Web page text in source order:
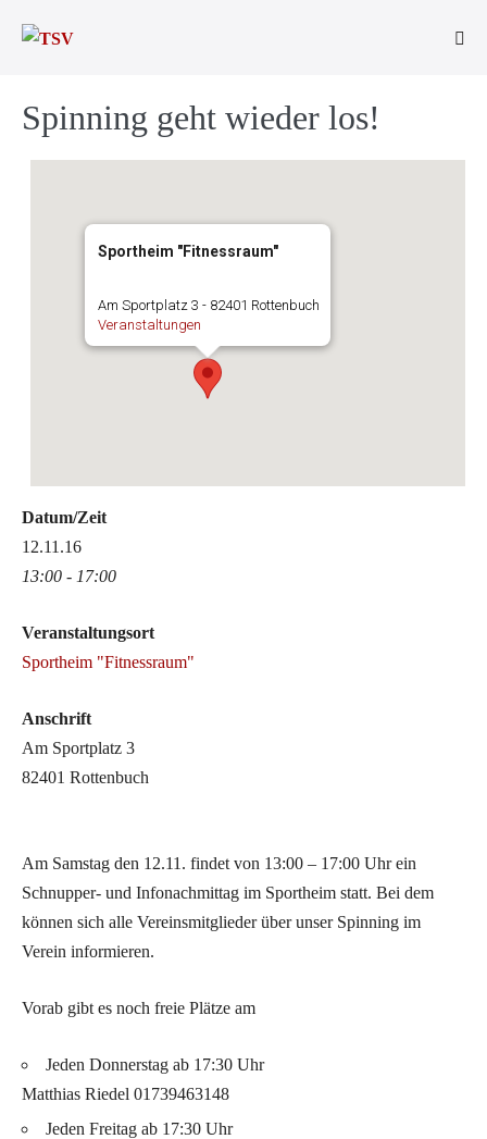
Inhalt
Spinning geht wieder los!
Sportheim "Fitnessraum"
Am Sportplatz 3 - 82401 Rottenbuch
Veranstaltungen
Datum/Zeit
12.11.16
13:00 - 17:00
Veranstaltungsort
Sportheim "Fitnessraum"
Anschrift
Am Sportplatz 3
82401 Rottenbuch
Am Samstag den 12.11. findet von 13:00 – 17:00 Uhr ein
Schnupper- und Infonachmittag im Sportheim statt. Bei dem
können sich alle Vereinsmitglieder über unser Spinning im
Verein informieren.
Vorab gibt es noch freie Plätze am
Jeden Donnerstag ab 17:30 Uhr
Matthias Riedel 01739463148
Jeden Freitag ab 17:30 Uhr